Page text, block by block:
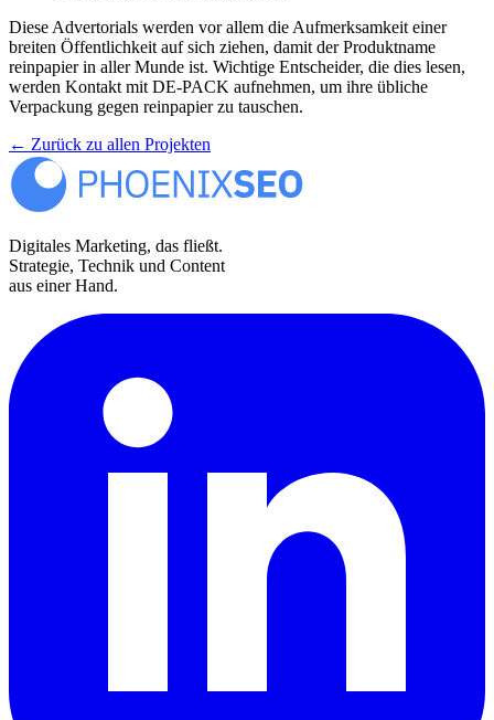
Diese Advertorials werden vor allem die Aufmerksamkeit einer
breiten Öffentlichkeit auf sich ziehen, damit der Produktname
reinpapier in aller Munde ist. Wichtige Entscheider, die dies lesen,
werden Kontakt mit DE-PACK aufnehmen, um ihre übliche
Verpackung gegen reinpapier zu tauschen.
← Zurück zu allen Projekten
Digitales Marketing, das fließt.
Strategie, Technik und Content
aus einer Hand.